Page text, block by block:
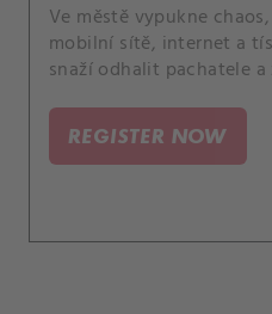
Ve městě vypukne
mobilní sítě, internet a
snaží odhalit pachatele
zaměřuje na resetování
REGISTER NOW